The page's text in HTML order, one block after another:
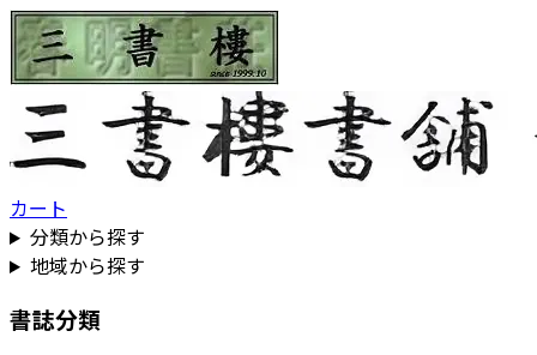
カート
分類から探す
地域から探す
書誌分類